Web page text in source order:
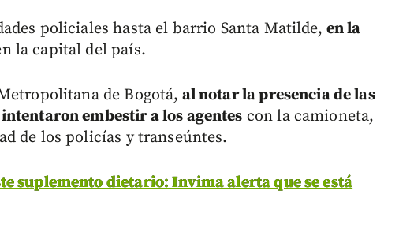
policiales hasta el barrio Santa Matilde, en la
la capital del país.
de Bogotá, al notar la presencia de las
embestir a los agentes con la camioneta,
de los policías y transeúntes.
suplemento dietario: Invima alerta que se está